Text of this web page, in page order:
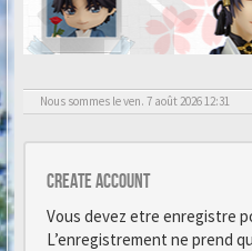
Nous sommes le ven. 7 août 2026 12:31
Create account
Vous devez etre enregistre
L’enregistrement ne prend